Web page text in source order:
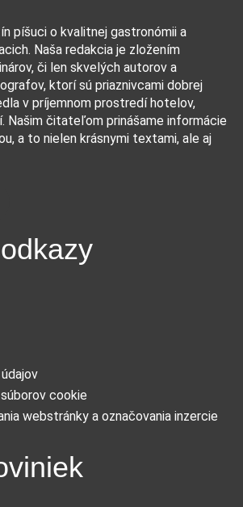
píšuci o kvalitnej gastronómii a
Naša redakcia je zložením
či len skvelých autorov a
ktorí sú priaznivcami dobrej
v príjemnom prostredí hotelov,
Našim čitateľom prinášame informácie
a to nielen krásnymi textami, ale aj
cookie
webstránky a označovania inzercie